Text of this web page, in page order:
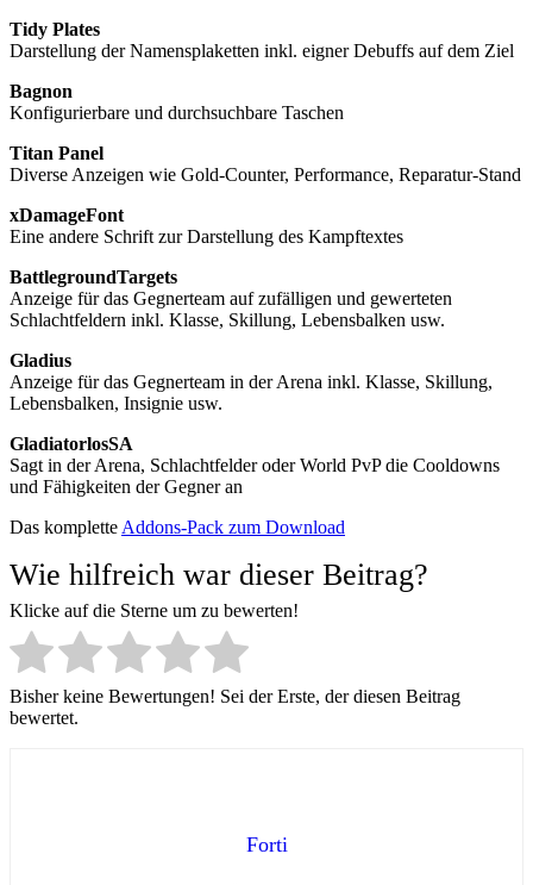
Tidy Plates
Darstellung der Namensplaketten inkl. eigner Debuffs auf dem Ziel
Bagnon
Konfigurierbare und durchsuchbare Taschen
Titan Panel
Diverse Anzeigen wie Gold-Counter, Performance, Reparatur-Stand
xDamageFont
Eine andere Schrift zur Darstellung des Kampftextes
BattlegroundTargets
Anzeige für das Gegnerteam auf zufälligen und gewerteten
Schlachtfeldern inkl. Klasse, Skillung, Lebensbalken usw.
Gladius
Anzeige für das Gegnerteam in der Arena inkl. Klasse, Skillung,
Lebensbalken, Insignie usw.
GladiatorlosSA
Sagt in der Arena, Schlachtfelder oder World PvP die Cooldowns
und Fähigkeiten der Gegner an
Das komplette Addons-Pack zum Download
Wie hilfreich war dieser Beitrag?
Klicke auf die Sterne um zu bewerten!
Bisher keine Bewertungen! Sei der Erste, der diesen Beitrag
bewertet.
Forti